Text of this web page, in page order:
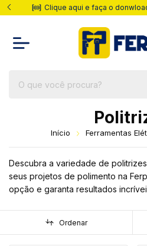
nosso catálogo PDF
Início Ferramentas
Descubra a variedade de
seus projetos de polimento na
opção e garanta resultados
Ordenar